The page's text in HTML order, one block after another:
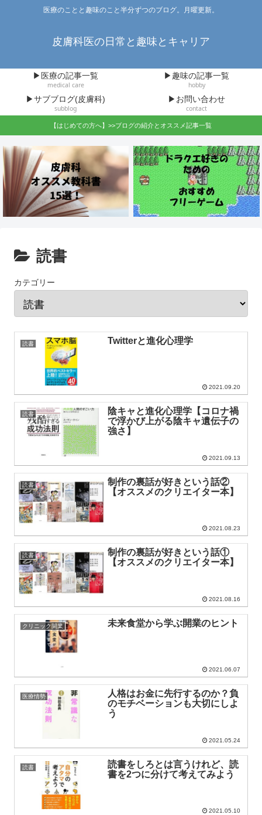
医療のことと趣味のこと半分ずつのブログ。月曜更新。
皮膚科医の日常と趣味とキャリア
▶医療の記事一覧
medical care
▶趣味の記事一覧
hobby
▶サブブログ(皮膚科)
subblog
▶お問い合わせ
contact
【はじめての方へ】>>ブログの紹介とオススメ記事一覧
読書
カテゴリー
読書 Twitterと進化心理学
2021.09.20
読書
陰キャと進化心理学【コロナ禍
で浮かび上がる陰キャ遺伝子の
強さ】
2021.09.13
読書
制作の裏話が好きという話②
【オススメのクリエイター本】
2021.08.23
読書
制作の裏話が好きという話①
【オススメのクリエイター本】
2021.08.16
クリニック開業 未来食堂から学ぶ開業のヒント
2021.06.07
医療情勢
人格はお金に先行するのか？負
のモチベーションも大切にしよ
う
2021.05.24
読書
読書をしろとは言うけれど、読
書を2つに分けて考えてみよう
2021.05.10